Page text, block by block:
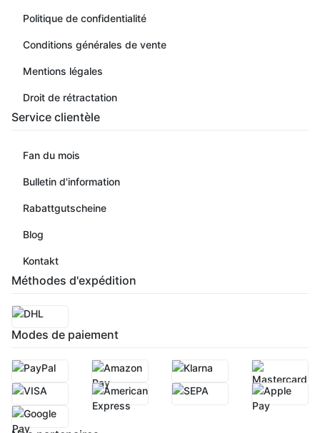
Politique de confidentialité
Conditions générales de vente
Mentions légales
Droit de rétractation
Service clientèle
Fan du mois
Bulletin d'information
Rabattgutscheine
Blog
Kontakt
Méthodes d'expédition
Modes de paiement